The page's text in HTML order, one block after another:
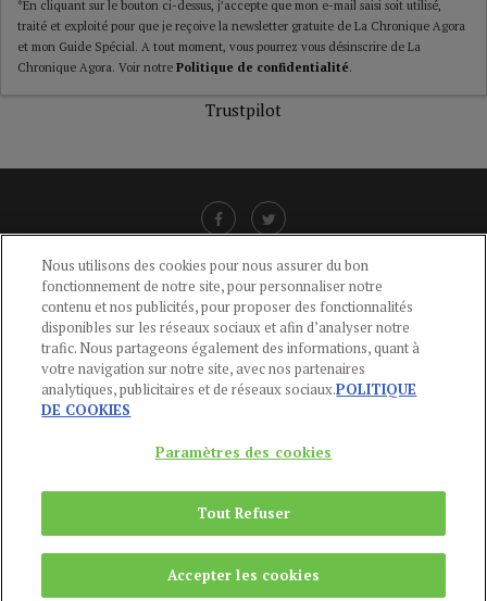
*En cliquant sur le bouton ci-dessus, j’accepte que mon e-mail saisi soit utilisé,
traité et exploité pour que je reçoive la newsletter gratuite de La Chronique Agora
et mon Guide Spécial. A tout moment, vous pourrez vous désinscrire de La
Chronique Agora. Voir notre Politique de confidentialité.
Trustpilot
CGU-POLITIQUE DE CONFIDENTIALITÉ -POLITIQUE DES COOKIES
MENTIONS LÉGALES -AIDE
CONTACT
01 44 59 91 11
Du Lundi au Vendredi, 9h-13h et 14h-17h
Copyright © 2024Publications Agora
REMONTER
Nous utilisons des cookies pour nous assurer du bon
fonctionnement de notre site, pour personnaliser notre
contenu et nos publicités, pour proposer des fonctionnalités
disponibles sur les réseaux sociaux et afin d’analyser notre
trafic. Nous partageons également des informations, quant à
votre navigation sur notre site, avec nos partenaires
analytiques, publicitaires et de réseaux sociaux.POLITIQUE
DE COOKIES
Paramètres des cookies
Tout Refuser
Accepter les cookies